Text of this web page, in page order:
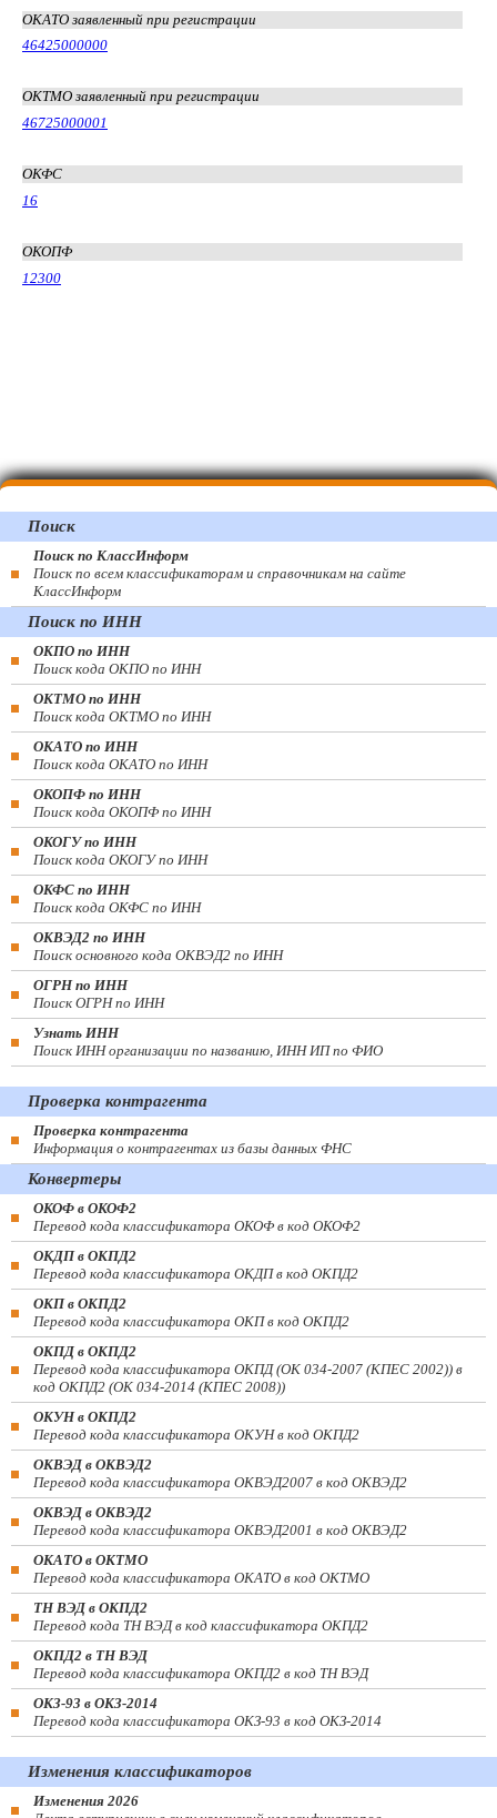
ОКАТО заявленный при регистрации
46425000000
ОКТМО заявленный при регистрации
46725000001
ОКФС
16
ОКОПФ
12300
Поиск
Поиск по КлассИнформ
Поиск по всем классификаторам и справочникам на сайте
КлассИнформ
Поиск по ИНН
ОКПО по ИНН
Поиск кода ОКПО по ИНН
ОКТМО по ИНН
Поиск кода ОКТМО по ИНН
ОКАТО по ИНН
Поиск кода ОКАТО по ИНН
ОКОПФ по ИНН
Поиск кода ОКОПФ по ИНН
ОКОГУ по ИНН
Поиск кода ОКОГУ по ИНН
ОКФС по ИНН
Поиск кода ОКФС по ИНН
ОКВЭД2 по ИНН
Поиск основного кода ОКВЭД2 по ИНН
ОГРН по ИНН
Поиск ОГРН по ИНН
Узнать ИНН
Поиск ИНН организации по названию, ИНН ИП по ФИО
Проверка контрагента
Проверка контрагента
Информация о контрагентах из базы данных ФНС
Конвертеры
ОКОФ в ОКОФ2
Перевод кода классификатора ОКОФ в код ОКОФ2
ОКДП в ОКПД2
Перевод кода классификатора ОКДП в код ОКПД2
ОКП в ОКПД2
Перевод кода классификатора ОКП в код ОКПД2
ОКПД в ОКПД2
Перевод кода классификатора ОКПД (ОК 034-2007 (КПЕС 2002)) в
код ОКПД2 (ОК 034-2014 (КПЕС 2008))
ОКУН в ОКПД2
Перевод кода классификатора ОКУН в код ОКПД2
ОКВЭД в ОКВЭД2
Перевод кода классификатора ОКВЭД2007 в код ОКВЭД2
ОКВЭД в ОКВЭД2
Перевод кода классификатора ОКВЭД2001 в код ОКВЭД2
ОКАТО в ОКТМО
Перевод кода классификатора ОКАТО в код ОКТМО
ТН ВЭД в ОКПД2
Перевод кода ТН ВЭД в код классификатора ОКПД2
ОКПД2 в ТН ВЭД
Перевод кода классификатора ОКПД2 в код ТН ВЭД
ОКЗ-93 в ОКЗ-2014
Перевод кода классификатора ОКЗ-93 в код ОКЗ-2014
Изменения классификаторов
Изменения 2026